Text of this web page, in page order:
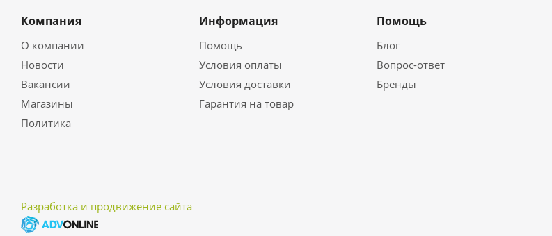
Компания
О компании
Новости
Вакансии
Магазины
Политика
Информация
Помощь
Условия оплаты
Условия доставки
Гарантия на товар
Помощь
Блог
Вопрос-ответ
Бренды
Разработка и продвижение сайта